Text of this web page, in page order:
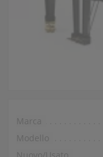
Marca
Modello